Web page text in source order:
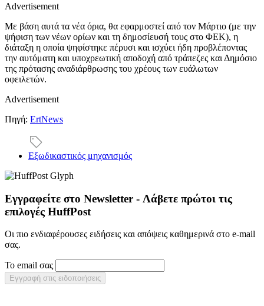
Advertisement
Με βάση αυτά τα νέα όρια, θα εφαρμοστεί από τον Μάρτιο (με την
ψήφιση των νέων ορίων και τη δημοσίευσή τους στο ΦΕΚ), η
διάταξη η οποία ψηφίστηκε πέρυσι και ισχύει ήδη προβλέποντας
την αυτόματη και υποχρεωτική αποδοχή από τράπεζες και Δημόσιο
της πρότασης αναδιάρθρωσης του χρέους των ευάλωτων
οφειλετών.
Advertisement
Πηγή: ErtNews
Εξωδικαστικός μηχανισμός
Εγγραφείτε στο Newsletter - Λάβετε πρώτοι τις
επιλογές HuffPost
Οι πιο ενδιαφέρουσες ειδήσεις και απόψεις καθημερινά στο e-mail
σας.
Το email σας
Εγγραφή στις ειδοποιήσεις